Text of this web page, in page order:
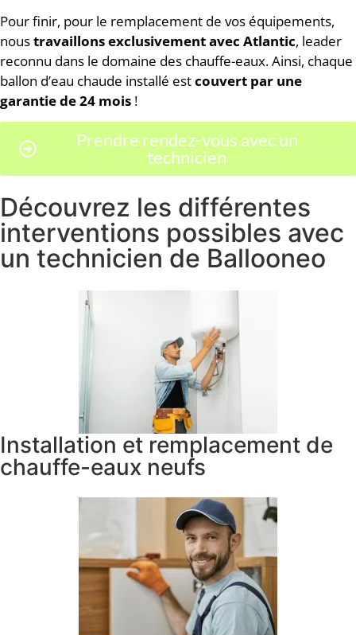
Pour finir, pour le remplacement de vos équipements,
noustravaillons exclusivement avec Atlantic, leader
reconnu dans le domaine des chauffe-eaux. Ainsi, chaque
ballon d’eau chaude installé estcouvert par une
garantie de 24 mois !
Prendre rendez-vous avec un
technicien
Découvrez les différentes
interventions possibles avec
un technicien de Ballooneo
Installation et remplacement de
chauffe-eaux neufs